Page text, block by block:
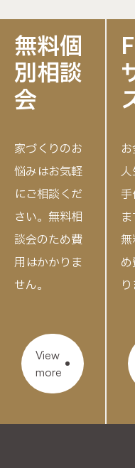
無料個
別相談
会
家づくりのお
悩みはお気軽
にご相談くだ
さい。 無料相
談会のため費
用はかかりま
せん。
View
more
手
ま